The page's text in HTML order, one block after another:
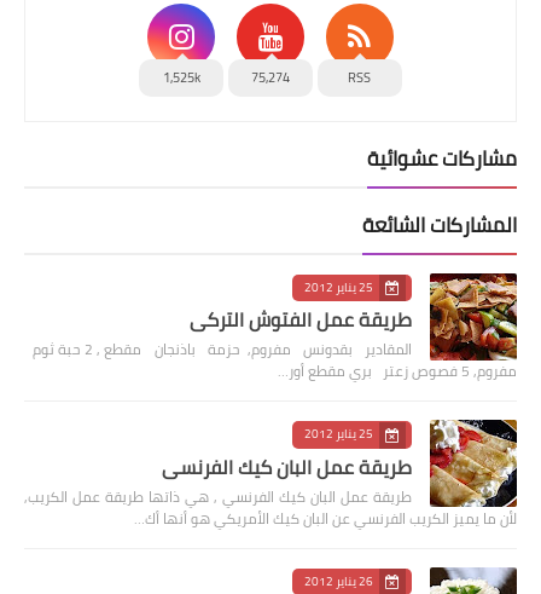
RSS
75,274
1,525k
مشاركات عشوائية
المشاركات الشائعة
25 يناير 2012
طريقة عمل الفتوش التركي
المقادير بقدونس مفروم, حزمة باذنجان مقطع , 2 حبة ثوم
مفروم, 5 فصوص زعتر بري مقطع أور…
25 يناير 2012
طريقة عمل البان كيك الفرنسي
طريقة عمل البان كيك الفرنسي , هي ذاتها طريقة عمل الكريب,
لأن ما يميز الكريب الفرنسي عن البان كيك الأمريكي هو أنها أك…
26 يناير 2012